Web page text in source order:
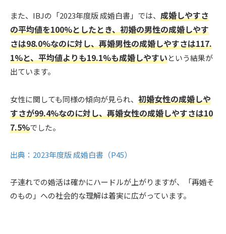
また、IBJの「2023年度版 成婚白書」では、 成婚しやすさ
の平均値を100%としたとき、初婚の男性の成婚しやす
さは98.0%なのに対し、再婚男性の成婚しやすさは117.
1%と、平均値よりも19.1%も成婚しやすいという結果が
出ています。
女性に関しても同様の傾向が見られ、 初婚女性の成婚しや
すさが99.4%なのに対し、再婚女性の成婚しやすさは10
7.5%でした。
出典：2023年度版 成婚白書（P45）
子連れでの婚活は確かにハードルが上がりますが、「再婚そ
のもの」への社会的な理解は着実に広がっています。